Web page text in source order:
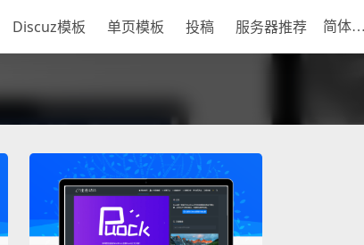
Discuz模板 单页模板 投稿 服务器推荐